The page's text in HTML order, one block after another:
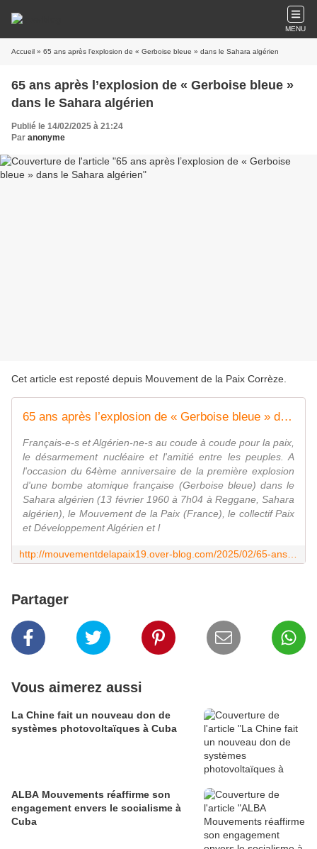
MENU
Accueil » 65 ans après l’explosion de « Gerboise bleue » dans le Sahara algérien
65 ans après l’explosion de « Gerboise bleue »
dans le Sahara algérien
Publié le 14/02/2025 à 21:24
Par anonyme
Cet article est reposté depuis Mouvement de la Paix Corrèze
65 ans après l’explosion de « Gerboise bleue » dans le Sahara algérien
Français-e-s et Algérien-ne-s au coude à coude pour la paix,
le désarmement nucléaire et l'amitié entre les peuples. A
l'occasion du 64ème anniversaire de la première explosion
d'une bombe atomique française (Gerboise bleue) dans le
Sahara algérien (13 février 1960 à 7h04 à Reggane, Sahara
algérien), le Mouvement de la Paix (France), le collectif Paix
et Développement Algérien et l
Partager
Vous aimerez aussi
La Chine fait un nouveau don de
systèmes photovoltaïques à Cuba
ALBA Mouvements réaffirme son
engagement envers le socialisme à
Cuba